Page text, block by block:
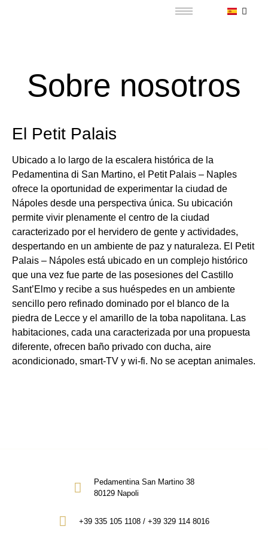
Sobre nosotros
El Petit Palais
Ubicado a lo largo de la escalera histórica de la
Pedamentina di San Martino, el Petit Palais – Naples
ofrece la oportunidad de experimentar la ciudad de
Nápoles desde una perspectiva única. Su ubicación
permite vivir plenamente el centro de la ciudad
caracterizado por el hervidero de gente y actividades,
despertando en un ambiente de paz y naturaleza. El Petit
Palais – Nápoles está ubicado en un complejo histórico
que una vez fue parte de las posesiones del Castillo
Sant’Elmo y recibe a sus huéspedes en un ambiente
sencillo pero refinado dominado por el blanco de la
piedra de Lecce y el amarillo de la toba napolitana. Las
habitaciones, cada una caracterizada por una propuesta
diferente, ofrecen baño privado con ducha, aire
acondicionado, smart-TV y wi-fi. No se aceptan animales.
Pedamentina San Martino 38
80129 Napoli
+39 335 105 1108 / +39 329 114 8016